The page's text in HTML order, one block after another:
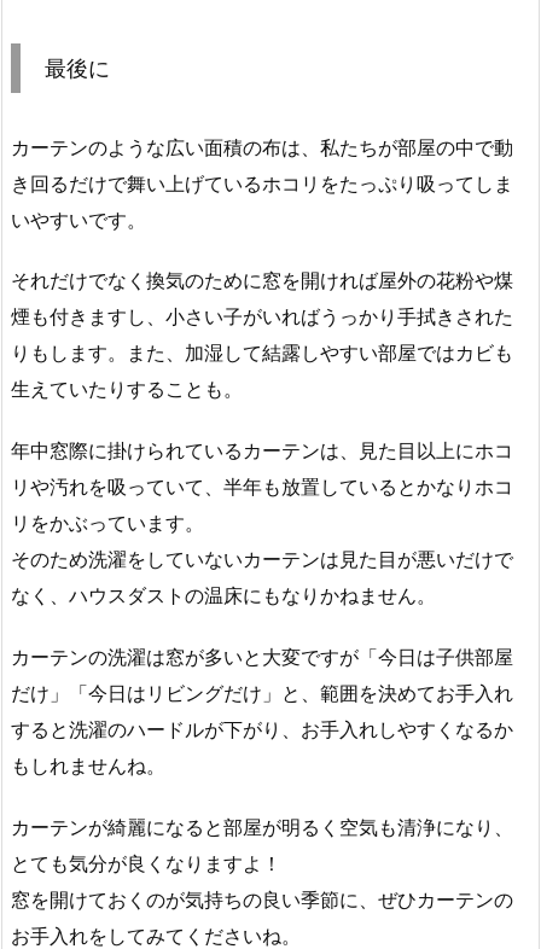
最後に
カーテンのような広い面積の布は、私たちが部屋の中で動
き回るだけで舞い上げているホコリをたっぷり吸ってしま
いやすいです。
それだけでなく換気のために窓を開ければ屋外の花粉や煤
煙も付きますし、小さい子がいればうっかり手拭きされた
りもします。また、加湿して結露しやすい部屋ではカビも
生えていたりすることも。
年中窓際に掛けられているカーテンは、見た目以上にホコ
リや汚れを吸っていて、半年も放置しているとかなりホコ
リをかぶっています。
そのため洗濯をしていないカーテンは見た目が悪いだけで
なく、ハウスダストの温床にもなりかねません。
カーテンの洗濯は窓が多いと大変ですが「今日は子供部屋
だけ」「今日はリビングだけ」と、範囲を決めてお手入れ
すると洗濯のハードルが下がり、お手入れしやすくなるか
もしれませんね。
カーテンが綺麗になると部屋が明るく空気も清浄になり、
とても気分が良くなりますよ！
窓を開けておくのが気持ちの良い季節に、ぜひカーテンの
お手入れをしてみてくださいね。